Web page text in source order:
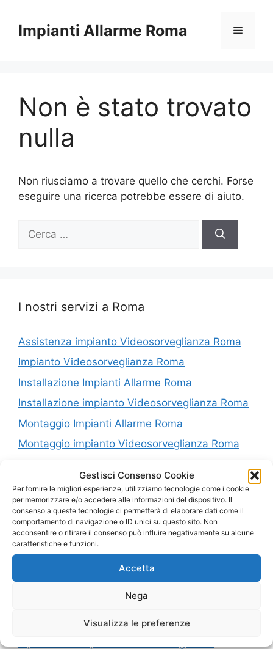
Gestisci Consenso Cookie
Per fornire le migliori esperienze, utilizziamo tecnologie come i cookie
per memorizzare e/o accedere alle informazioni del dispositivo. Il
consenso a queste tecnologie ci permetterà di elaborare dati come il
comportamento di navigazione o ID unici su questo sito. Non
acconsentire o ritirare il consenso può influire negativamente su alcune
caratteristiche e funzioni.
Accetta
Nega
Visualizza le preferenze
contenuto
Impianti Allarme Roma Menu
Non è stato trovato
nulla
Non riusciamo a trovare quello che cerchi. Forse
eseguire una ricerca potrebbe essere di aiuto.
per:
I nostri servizi a Roma
Assistenza impianto Videosorveglianza Roma
Impianto Videosorveglianza Roma
Installazione Impianti Allarme Roma
Installazione impianto Videosorveglianza Roma
Montaggio Impianti Allarme Roma
Montaggio impianto Videosorveglianza Roma
Riparazione impianto Videosorveglianza Roma
Vendita Impianti Allarme Roma
Vendita impianto Videosorveglianza Roma
I nostri servizi in Provincia di Roma
Installazione Impianti Allarme Carpineto Romano
Vendita impianto Videosorveglianza Fidene